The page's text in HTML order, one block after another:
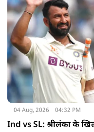
04 Aug, 2026 04:32 PM
Ind vs SL: श्रीलंका के